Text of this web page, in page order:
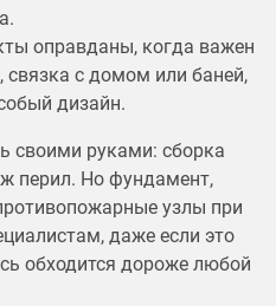
оправданы, когда важен
связка с домом или баней,
дизайн.
своими руками: сборка
перил. Но фундамент,
узлы при
даже если это
обходится дороже любой